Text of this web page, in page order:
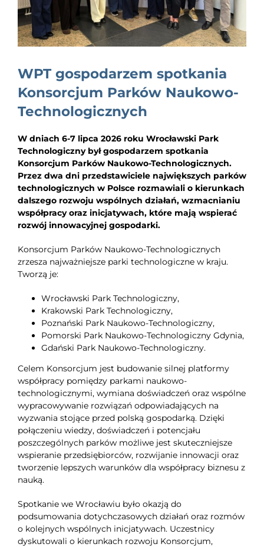
EDUKACJA
NEWS
WPT gospodarzem spotkania
Konsorcjum Parków Naukowo-
Technologicznych
W dniach 6-7 lipca 2026 roku Wrocławski Park
Technologiczny był gospodarzem spotkania
Konsorcjum Parków Naukowo-Technologicznych.
Przez dwa dni przedstawiciele największych parków
technologicznych w Polsce rozmawiali o kierunkach
dalszego rozwoju wspólnych działań, wzmacnianiu
współpracy oraz inicjatywach, które mają wspierać
rozwój innowacyjnej gospodarki.
Konsorcjum Parków Naukowo-Technologicznych
zrzesza najważniejsze parki technologiczne w kraju.
Tworzą je:
Wrocławski Park Technologiczny,
Krakowski Park Technologiczny,
Poznański Park Naukowo-Technologiczny,
Pomorski Park Naukowo-Technologiczny Gdynia,
Gdański Park Naukowo-Technologiczny.
Celem Konsorcjum jest budowanie silnej platformy
współpracy pomiędzy parkami naukowo-
technologicznymi, wymiana doświadczeń oraz wspólne
wypracowywanie rozwiązań odpowiadających na
wyzwania stojące przed polską gospodarką. Dzięki
połączeniu wiedzy, doświadczeń i potencjału
poszczególnych parków możliwe jest skuteczniejsze
wspieranie przedsiębiorców, rozwijanie innowacji oraz
tworzenie lepszych warunków dla współpracy biznesu z
nauką.
Spotkanie we Wrocławiu było okazją do
podsumowania dotychczasowych działań oraz rozmów
o kolejnych wspólnych inicjatywach. Uczestnicy
dyskutowali o kierunkach rozwoju Konsorcjum,